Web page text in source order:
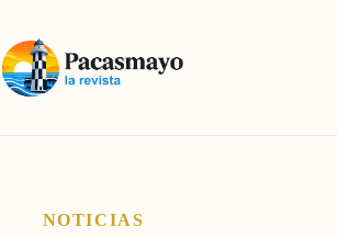
NOTICIAS